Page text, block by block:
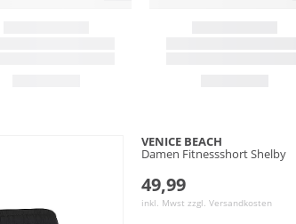
VENICE BEACH
Damen Fitnessshort Shelby
49,99
inkl. Mwst zzgl. Versandkosten